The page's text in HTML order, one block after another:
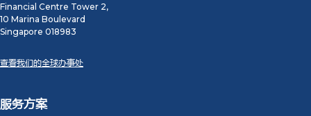
Financial Centre Tower 2,
10 Marina Boulevard
Singapore 018983
查看我们的全球办事处
服务方案